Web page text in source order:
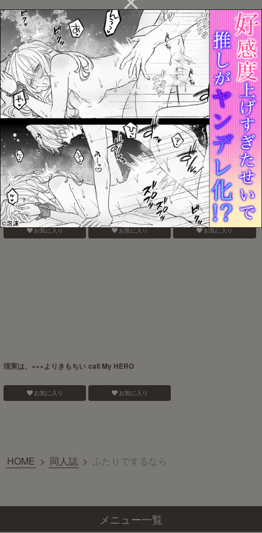
蝶のように花のように
お気に入り
悪魔の仔
お気に入り
隣の美しい未亡人
お気に入り
認知の力ってすげぇ！！
お気に入り
おねがいだからいいこと
聞いて
お気に入り
ぜんぶしらない
お気に入り
現実は、×××よりきもちい
お気に入り
call My HERO
お気に入り
HOME > 同人誌 > ふたりでするなら
メニュー一覧